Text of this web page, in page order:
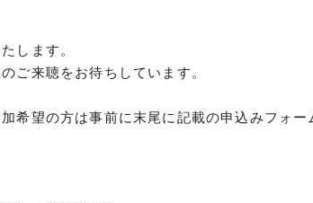
贈寄付について
支援制度
します。
ご来聴をお待ちしています。
希望の方は事前に末尾に記載の申込みフォー